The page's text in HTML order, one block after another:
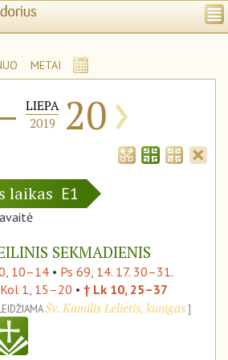
METAI
LIEPA
2019
20›
laikas E1
SEKMADIENIS
10–14 • Ps 69, 14. 17. 30–31.
Kol 1, 15–20 • † Lk 10, 25–37
Šv. Kamilis Lelietis, kunigas